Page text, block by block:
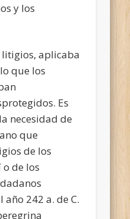
y los
litigios, aplicaba
lo que los
Es
necesidad de
que
de los
de los
año 242 a. de C.